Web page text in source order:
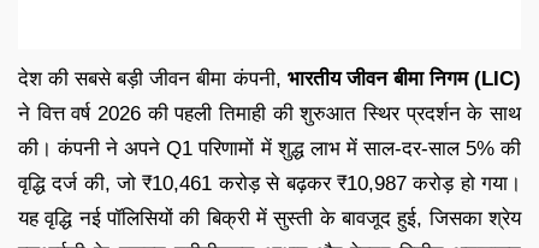
देश की सबसे बड़ी जीवन बीमा कंपनी, भारतीय जीवन बीमा निगम (LIC)
ने वित्त वर्ष 2026 की पहली तिमाही की शुरुआत स्थिर प्रदर्शन के साथ
की। कंपनी ने अपने Q1 परिणामों में शुद्ध लाभ में साल-दर-साल 5% की
वृद्धि दर्ज की, जो ₹10,461 करोड़ से बढ़कर ₹10,987 करोड़ हो गया।
यह वृद्धि नई पॉलिसियों की बिक्री में सुस्ती के बावजूद हुई, जिसका श्रेय